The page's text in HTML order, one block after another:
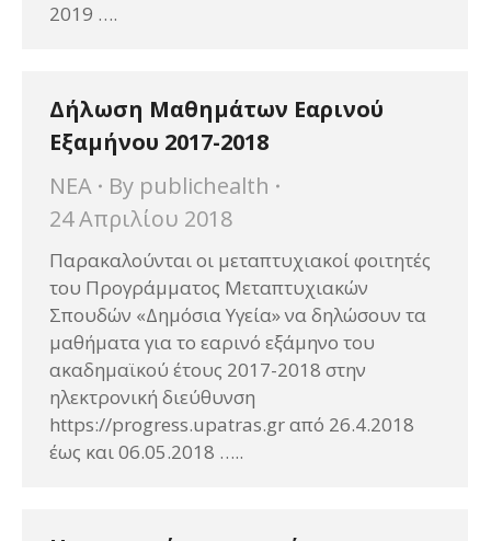
2019 ….
Δήλωση Μαθημάτων Εαρινού
Εξαμήνου 2017-2018
ΝΕΑ
By publichealth
24 Απριλίου 2018
Παρακαλούνται οι μεταπτυχιακοί φοιτητές
του Προγράμματος Μεταπτυχιακών
Σπουδών «Δημόσια Υγεία» να δηλώσουν τα
μαθήματα για το εαρινό εξάμηνο του
ακαδημαϊκού έτους 2017-2018 στην
ηλεκτρονική διεύθυνση
https://progress.upatras.gr από 26.4.2018
έως και 06.05.2018 …..